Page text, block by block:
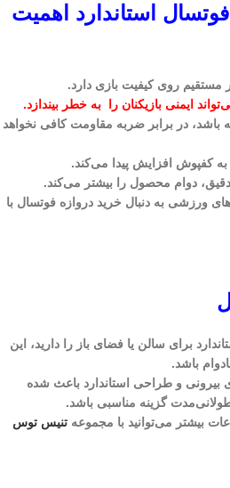
استاندارد اهمیت
مستقیم روی کیفیت بازی دارد.
ایمنی بازیکنان را به خطر بیندازد.
در برابر ضربه مقاومت کافی نخواهد
کفپوش افزایش پیدا می‌کند.
دقیق، دوام محصول را بیشتر می‌کند.
ورزشی به دنبال خرید دروازه فوتسال با
برای سالن یا فضای باز را دارید، این
باشد.
و طراحی استاندارد باعث شده
گزینه مناسبی باشد.
بیشتر می‌توانید با مجموعه تنیس توس